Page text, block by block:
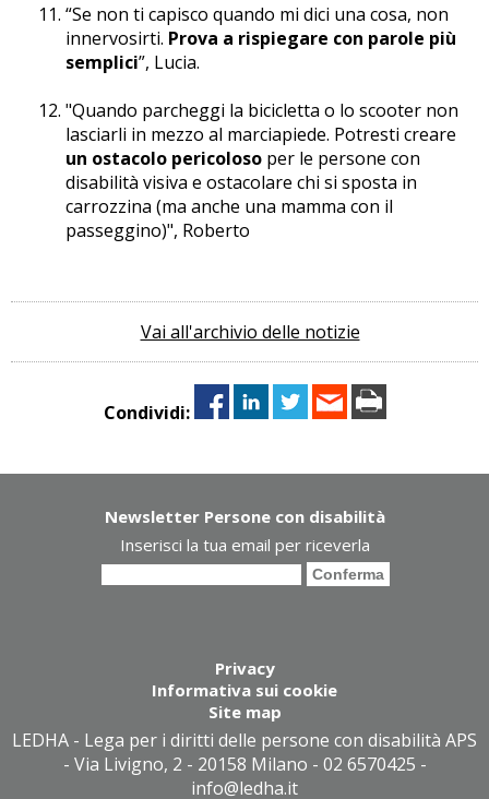
“Se non ti capisco quando mi dici una cosa, non
innervosirti. Prova a rispiegare con parole più
semplici”, Lucia.
"Quando parcheggi la bicicletta o lo scooter non
lasciarli in mezzo al marciapiede. Potresti creare
un ostacolo pericoloso per le persone con
disabilità visiva e ostacolare chi si sposta in
carrozzina (ma anche una mamma con il
passeggino)", Roberto
Vai all'archivio delle notizie
Condividi:
Newsletter Persone con disabilità
Inserisci la tua email per riceverla
Privacy
Informativa sui cookie
Site map
LEDHA - Lega per i diritti delle persone con disabilità APS
- Via Livigno, 2 - 20158 Milano - 02 6570425 -
info@ledha.it